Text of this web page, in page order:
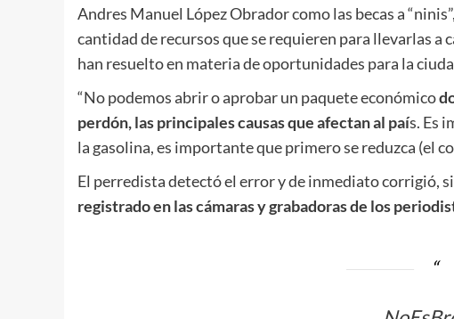
Andres Manuel López Obrador como las becas a
cantidad de recursos que se requieren para llevarlas a
han resuelto en materia de oportunidades para la
“No podemos abrir o aprobar un paquete económico
perdón, las principales causas que afectan al país. Es
la gasolina, es importante que primero se reduzca (el
El perredista detectó el error y de inmediato corrigió,
registrado en las cámaras y grabadoras de los